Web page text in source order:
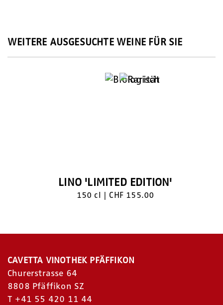
WEITERE AUSGESUCHTE WEINE FÜR SIE
LINO 'LIMITED EDITION'
150 cl | CHF 155.00
CAVETTA VINOTHEK PFÄFFIKON
Churerstrasse 64
8808 Pfäffikon SZ
T +41 55 420 11 44